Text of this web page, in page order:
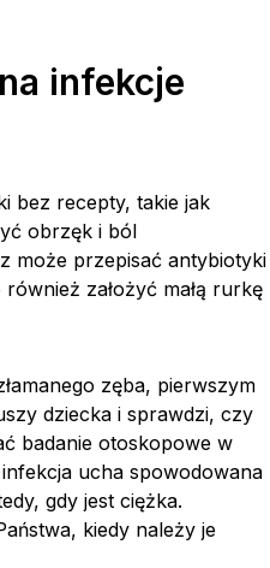
infekcje
bez recepty, takie jak
obrzęk i ból
może przepisać antybiotyki
założyć małą rurkę
zęba, pierwszym
dziecka i sprawdzi, czy
badanie otoskopowe w
ucha spowodowana
gdy jest ciężka.
kiedy należy je